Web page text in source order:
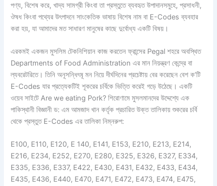
পণ্য, বিশেষ করে, খাদ্য সামগ্রী কিংবা তা প্রস্তুতে ব্যবহৃত উপাদানসমুহে, প্রসাধনী,
ঔষধ কিংবা পথ্যের উৎপাদনে সাংকেতিক ভাষায় বিশেষ নাম বা E-Codes ব্যবহার
করা হয়, যা আমাদের মত সাধারণ মানুষের কাছে দুর্বোধ্য একটি বিষয়।
এরকমই একজন মুসলিম টেকনিশিয়ান কাজ করতেন ফ্রান্সের Pegal শহরে অবস্থিত
Departments of Food Administration এর মান নিয়ন্ত্রণ কেন্দ্রে বা
ল্যবরেটরিতে। তিনি অনূসন্ধিৎষূ মন নিয়ে দীর্ঘদিনের প্রচেষ্টায় বের করেছেন বেশ ক’টি
E-Codes যার প্রত্যেকটিই শূকরের চর্বিকে ভিত্তি করেই গড়ে উঠেছে। একটি
ওয়েব সাইটে Are we eating Pork? শিরোণামে মুসলমানদের উদ্দেশ্যে এক
পাকিস্থানী বিজ্ঞানী ড: এম আমজাদ খান কর্তৃক প্রচারিত উক্ত তালিকায় শুকরের চর্বি
থেকে প্রস্তুত E-Codes এর তালিকা নিম্নরুপ:
E100, E110, E120, E 140, E141, E153, E210, E213, E214,
E216, E234, E252, E270, E280, E325, E326, E327, E334,
E335, E336, E337, E422, E430, E431, E432, E433, E434,
E435, E436, E440, E470, E471, E472, E473, E474, E475,